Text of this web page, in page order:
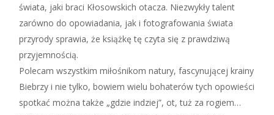
świata, jaki braci Kłosowskich otacza. Niezwykły talent
zarówno do opowiadania, jak i fotografowania świata
przyrody sprawia, że książkę tę czyta się z prawdziwą
przyjemnością.
Polecam wszystkim miłośnikom natury, fascynującej krainy
Biebrzy i nie tylko, bowiem wielu bohaterów tych opowieści
spotkać można także „gdzie indziej”, ot, tuż za rogiem…